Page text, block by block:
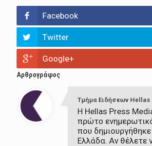
Facebook
Twitter
Google+
Αρθρογράφος
Τμήμα Ειδήσεων Hellas
Η Hellas Press
πρώτο
που
Ελλάδα. Αν θέλετε